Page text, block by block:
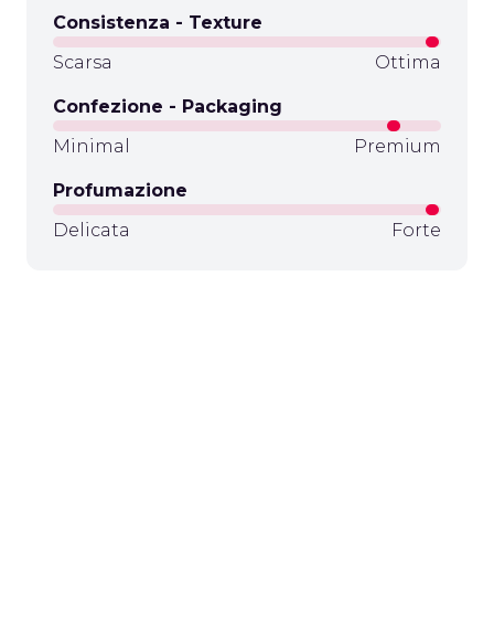
Consistenza - Texture
Scarsa
Ottima
Confezione - Packaging
Minimal
Premium
Profumazione
Delicata
Forte